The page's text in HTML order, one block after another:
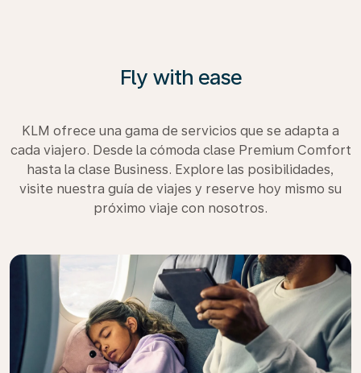
Fly with ease
KLM ofrece una gama de servicios que se adapta a
cada viajero. Desde la cómoda clase Premium Comfort
hasta la clase Business. Explore las posibilidades,
visite nuestra guía de viajes y reserve hoy mismo su
próximo viaje con nosotros.